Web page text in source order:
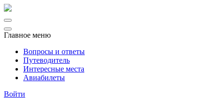
Главное меню
Вопросы и ответы
Путеводитель
Интересные места
Авиабилеты
Войти